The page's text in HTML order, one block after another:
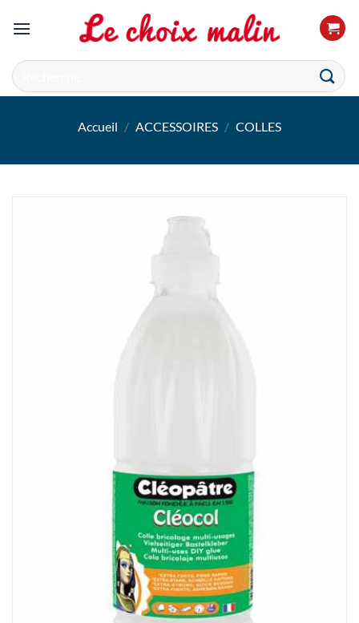
Recherche
pour :
Accueil / ACCESSOIRES / COLLES